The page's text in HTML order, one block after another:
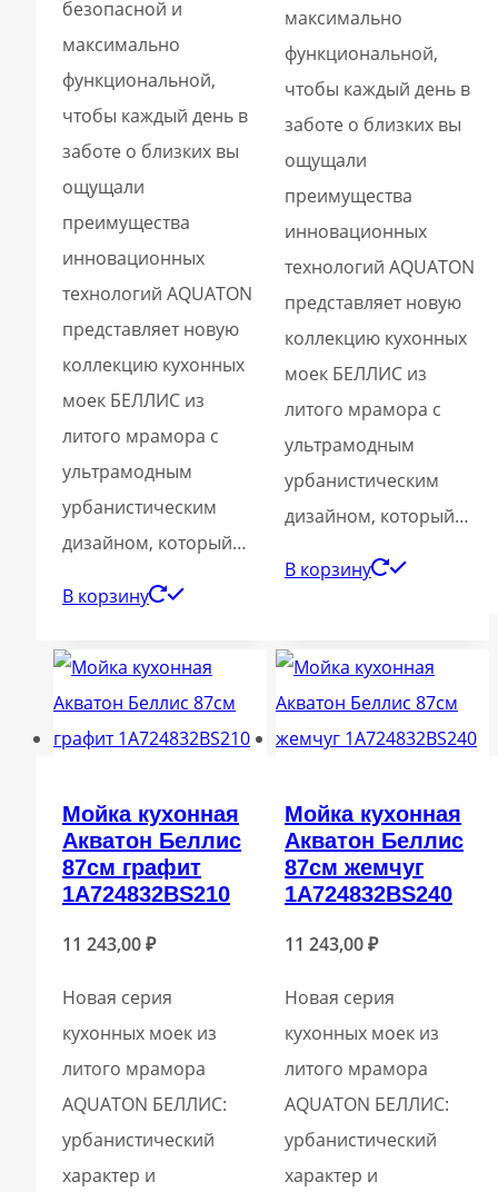
безопасной и
максимально
функциональной,
чтобы каждый день в
заботе о близких вы
ощущали
преимущества
инновационных
технологий AQUATON
представляет новую
коллекцию кухонных
моек БЕЛЛИС из
литого мрамора с
ультрамодным
урбанистическим
дизайном, который…
В корзину
максимально
функциональной,
чтобы каждый день в
заботе о близких вы
ощущали
преимущества
инновационных
технологий AQUATON
представляет новую
коллекцию кухонных
моек БЕЛЛИС из
литого мрамора с
ультрамодным
урбанистическим
дизайном, который…
В корзину
Мойка кухонная
Акватон Беллис
87см графит
1A724832BS210
11 243,00₽
Новая серия
кухонных моек из
литого мрамора
AQUATON БЕЛЛИС:
урбанистический
характер и
Мойка кухонная
Акватон Беллис
87см жемчуг
1A724832BS240
11 243,00₽
Новая серия
кухонных моек из
литого мрамора
AQUATON БЕЛЛИС:
урбанистический
характер и